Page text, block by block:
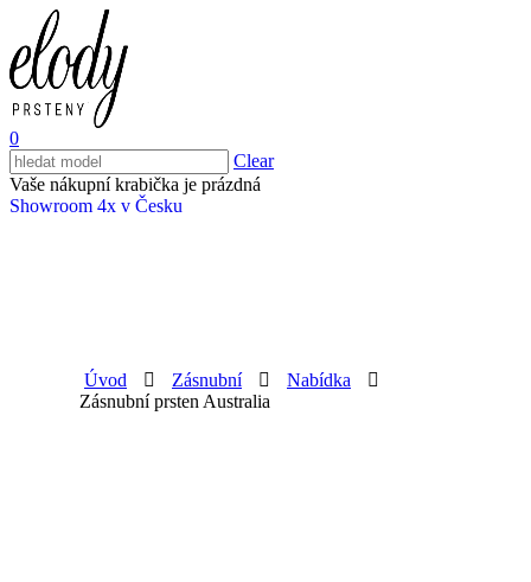
0
Clear
Vaše nákupní krabička je prázdná
Showroom 4x v Česku
Úvod Zásnubní
Nabídka
Zásnubní prsten Australia